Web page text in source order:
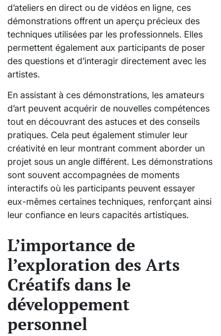
d’ateliers en direct ou de vidéos en ligne, ces
démonstrations offrent un aperçu précieux des
techniques utilisées par les professionnels. Elles
permettent également aux participants de poser
des questions et d’interagir directement avec les
artistes.
En assistant à ces démonstrations, les amateurs
d’art peuvent acquérir de nouvelles compétences
tout en découvrant des astuces et des conseils
pratiques. Cela peut également stimuler leur
créativité en leur montrant comment aborder un
projet sous un angle différent. Les démonstrations
sont souvent accompagnées de moments
interactifs où les participants peuvent essayer
eux-mêmes certaines techniques, renforçant ainsi
leur confiance en leurs capacités artistiques.
L’importance de
l’exploration des Arts
Créatifs dans le
développement
personnel